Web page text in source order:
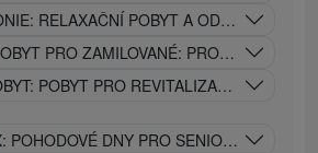
RELAXAČNÍ POBYT A ODPOČINEK
PRO ZAMILOVANÉ: PROSECCO,
POBYT PRO REVITALIZACI TĚLA,
POHODOVÉ DNY PRO SENIORY V SRDCI